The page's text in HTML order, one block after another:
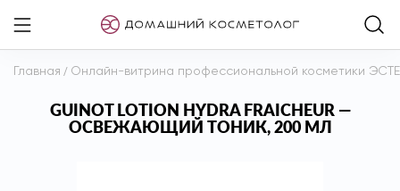
Главная / Онлайн-витрина профессиональной косметики
GUINOT LOTION HYDRA FRAICHEUR —
ОСВЕЖАЮЩИЙ ТОНИК, 200 МЛ